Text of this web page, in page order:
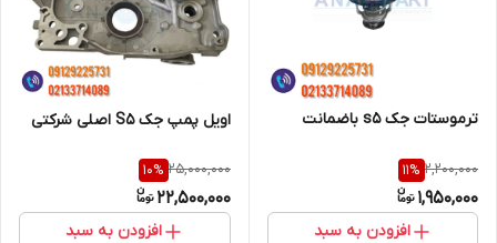
ترموستات جک s5 باضمانت
2,200,000
11%
1,950,000
افزودن به سبد
اویل پمپ جک S5 اصلی شرکتی
25,000,000
10%
22,500,000
افزودن به سبد